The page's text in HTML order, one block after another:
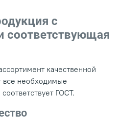
с
соответствующая
качественной
все необходимые
ГОСТ.